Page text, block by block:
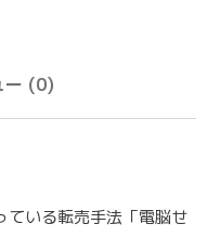
ー (0)
ている転売手法「電脳せ